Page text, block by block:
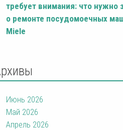
требует внимания: что нужно
о ремонте посудомоечных
Miele
Июнь 2026
Май 2026
Апрель 2026